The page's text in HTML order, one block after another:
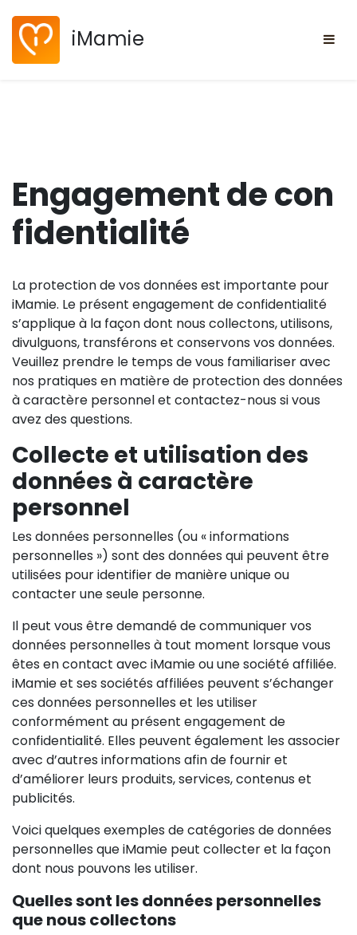
content
iMamie
Engagement de con
fidentialité
La protection de vos données est importante pour
iMamie. Le présent engagement de confidentialité
s’applique à la façon dont nous collectons, utilisons,
divulguons, transférons et conservons vos données.
Veuillez prendre le temps de vous familiariser avec
nos pratiques en matière de protection des données
à caractère personnel et contactez-nous si vous
avez des questions.
Collecte et utilisation des
données à caractère
personnel
Les données personnelles (ou « informations
personnelles ») sont des données qui peuvent être
utilisées pour identifier de manière unique ou
contacter une seule personne.
Il peut vous être demandé de communiquer vos
données personnelles à tout moment lorsque vous
êtes en contact avec iMamie ou une société affiliée.
iMamie et ses sociétés affiliées peuvent s’échanger
ces données personnelles et les utiliser
conformément au présent engagement de
confidentialité. Elles peuvent également les associer
avec d’autres informations afin de fournir et
d’améliorer leurs produits, services, contenus et
publicités.
Voici quelques exemples de catégories de données
personnelles que iMamie peut collecter et la façon
dont nous pouvons les utiliser.
Quelles sont les données personnelles
que nous collectons